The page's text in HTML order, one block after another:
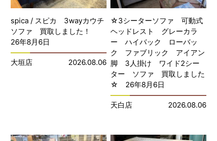
spica / スピカ 3wayカウチ
ソファ 買取しました！
26年8月6日
大垣店 2026.08.06
☆3シーターソファ 可動式
ヘッドレスト グレーカラ
ー ハイバック ローバッ
ク ファブリック アイアン
脚 3人掛け ワイド2シー
ター ソファ 買取しました
☆ 26年8月6日
天白店 2026.08.06